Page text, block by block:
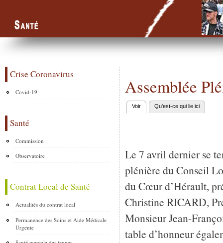
Crise Coronavirus
Covid-19
Santé
Commission
Observatoire
Contrat Local de Santé
Actualités du contrat local
Permanence des Soins et Aide Médicale
Urgente
Assemblée
Onglets principaux
Voir (onglet actif)
Qu'est-ce qui lie ici
Le 7 avril dernier se
plénière du Conseil
du Cœur d’Hérault,
Christine RICARD,
Monsieur Jean-
table d’honneur